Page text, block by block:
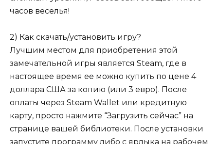
часов веселья!
2) Как скачать/установить игру?
Лучшим местом для приобретения этой
замечательной игры является Steam, где в
настоящее время ее можно купить по цене 4
доллара США за копию (или 3 евро). После
оплаты через Steam Wallet или кредитную
карту, просто нажмите “Загрузить сейчас” на
странице вашей библиотеки. После установки
запустите программу либо с ярлыка на рабочем